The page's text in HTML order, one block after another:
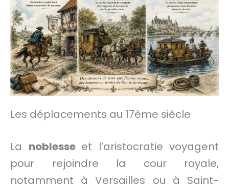
Les déplacements au 17ème siècle
La noblesse et l’aristocratie voyagent
pour rejoindre la cour royale,
notamment à Versailles ou à Saint-